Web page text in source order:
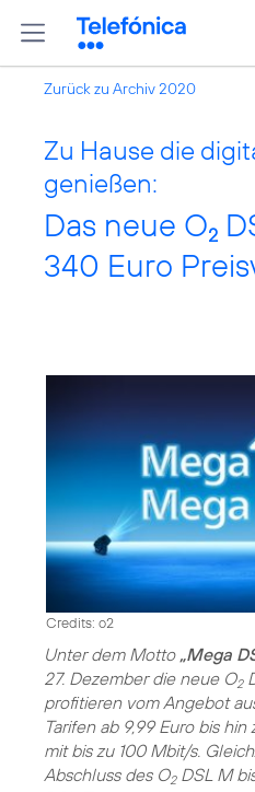
Zurück zu Archiv 2020
Zu Hause die
genießen:
Das neue O2
340 Euro
Credits: o2
Unter dem Motto „Mega
27. Dezember die neue O2
profitieren vom Angebot
Tarifen ab 9,99 Euro bis hin
mit bis zu 100 Mbit/s.
Abschluss des O2DSL M